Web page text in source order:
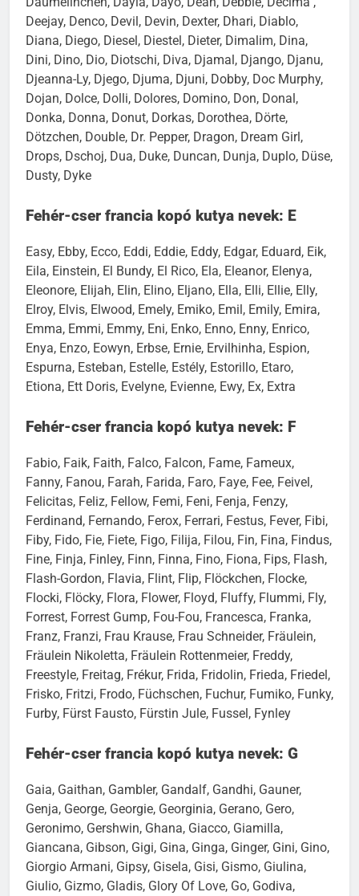
Deejay, Denco, Devil, Devin, Dexter, Dhari, Diablo,
Diana, Diego, Diesel, Diestel, Dieter, Dimalim, Dina,
Dini, Dino, Dio, Diotschi, Diva, Djamal, Django, Djanu,
Djeanna-Ly, Djego, Djuma, Djuni, Dobby, Doc Murphy,
Dojan, Dolce, Dolli, Dolores, Domino, Don, Donal,
Donka, Donna, Donut, Dorkas, Dorothea, Dörte,
Dötzchen, Double, Dr. Pepper, Dragon, Dream Girl,
Drops, Dschoj, Dua, Duke, Duncan, Dunja, Duplo, Düse,
Dusty, Dyke
Fehér-cser francia kopó kutya nevek: E
Easy, Ebby, Ecco, Eddi, Eddie, Eddy, Edgar, Eduard, Eik,
Eila, Einstein, El Bundy, El Rico, Ela, Eleanor, Elenya,
Eleonore, Elijah, Elin, Elino, Eljano, Ella, Elli, Ellie, Elly,
Elroy, Elvis, Elwood, Emely, Emiko, Emil, Emily, Emira,
Emma, Emmi, Emmy, Eni, Enko, Enno, Enny, Enrico,
Enya, Enzo, Eowyn, Erbse, Ernie, Ervilhinha, Espion,
Espurna, Esteban, Estelle, Estély, Estorillo, Etaro,
Etiona, Ett Doris, Evelyne, Evienne, Ewy, Ex, Extra
Fehér-cser francia kopó kutya nevek: F
Fabio, Faik, Faith, Falco, Falcon, Fame, Fameux,
Fanny, Fanou, Farah, Farida, Faro, Faye, Fee, Feivel,
Felicitas, Feliz, Fellow, Femi, Feni, Fenja, Fenzy,
Ferdinand, Fernando, Ferox, Ferrari, Festus, Fever, Fibi,
Fiby, Fido, Fie, Fiete, Figo, Filija, Filou, Fin, Fina, Findus,
Fine, Finja, Finley, Finn, Finna, Fino, Fiona, Fips, Flash,
Flash-Gordon, Flavia, Flint, Flip, Flöckchen, Flocke,
Flocki, Flöcky, Flora, Flower, Floyd, Fluffy, Flummi, Fly,
Forrest, Forrest Gump, Fou-Fou, Francesca, Franka,
Franz, Franzi, Frau Krause, Frau Schneider, Fräulein,
Fräulein Nikoletta, Fräulein Rottenmeier, Freddy,
Freestyle, Freitag, Frékur, Frida, Fridolin, Frieda, Friedel,
Frisko, Fritzi, Frodo, Füchschen, Fuchur, Fumiko, Funky,
Furby, Fürst Fausto, Fürstin Jule, Fussel, Fynley
Fehér-cser francia kopó kutya nevek: G
Gaia, Gaithan, Gambler, Gandalf, Gandhi, Gauner,
Genja, George, Georgie, Georginia, Gerano, Gero,
Geronimo, Gershwin, Ghana, Giacco, Giamilla,
Giancana, Gibson, Gigi, Gina, Ginga, Ginger, Gini, Gino,
Giorgio Armani, Gipsy, Gisela, Gisi, Gismo, Giulina,
Giulio, Gizmo, Gladis, Glory Of Love, Go, Godiva,